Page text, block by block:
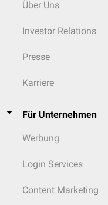
Über Uns
Investor Relations
Presse
Karriere
Für Unternehmen
Werbung
Login Services
Content Marketing